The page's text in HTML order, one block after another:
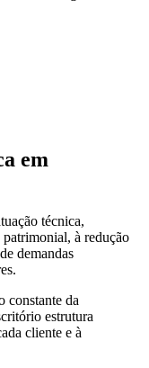
em
técnica,
à redução
demandas
constante da
estrutura
cliente e à